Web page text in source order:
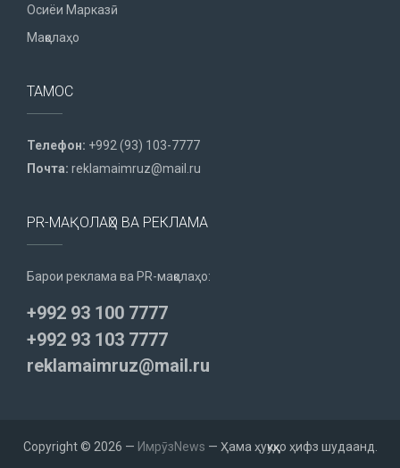
Осиёи Марказӣ
Мақолаҳо
ТАМОС
Телефон: +992 (93) 103-7777
Почта: reklamaimruz@mail.ru
PR-МАҚОЛАҲО ВА РЕКЛАМА
Барои реклама ва PR-мақолаҳо:
+992 93 100 7777
+992 93 103 7777
reklamaimruz@mail.ru
Copyright © 2026 — ИмрӯзNews — Ҳама ҳуқуқҳо ҳифз шудаанд.